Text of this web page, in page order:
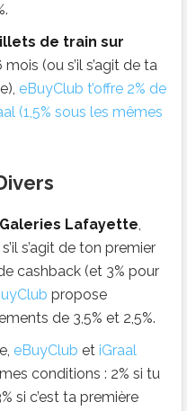
de train sur
(ou s’il s’agit de ta
eBuyClub t’offre 2% de
(1,5% sous les mêmes
Galeries Lafayette,
s’agit de ton premier
cashback (et 3% pour
propose
de 3,5% et 2,5%.
eBuyClub et iGraal
conditions : 2% si tu
si c’est ta première